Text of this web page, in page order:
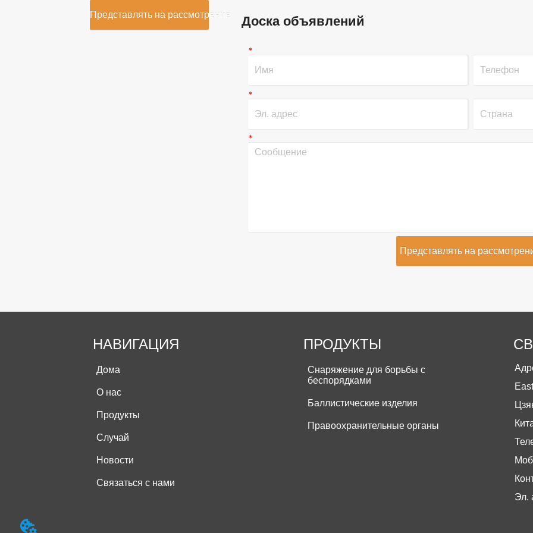
Представлять на рассмотрение Доска объявлений
*
*
*
Представлять на
НАВИГАЦИЯ
Дома
О нас
Продукты
Случай
Новости
Связаться с нами
ПРОДУКТЫ
Снаряжение для борьбы с
беспорядками
Баллистические изделия
Правоохранительные органы
Эл.